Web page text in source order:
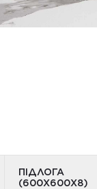
ПІДЛОГА
(600Х600Х8)